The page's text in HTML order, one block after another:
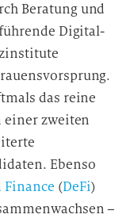
Beratung und
Digital-
das reine
einer zweiten
Ebenso
Finance (DeFi)
–